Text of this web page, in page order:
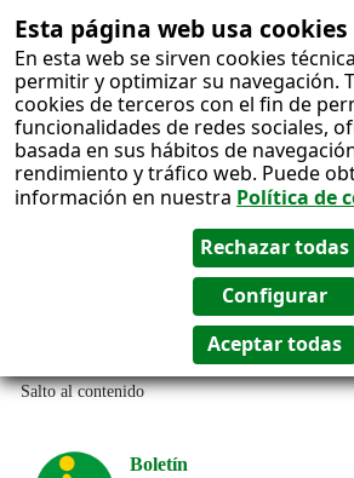
Esta página web usa cookies
En esta web se sirven cookies
permitir y optimizar su navegación.
cookies de terceros con el fin de
funcionalidades de redes sociales,
basada en sus hábitos de
rendimiento y tráfico web. Puede
información en nuestra Política de
Salto al contenido
Boletín